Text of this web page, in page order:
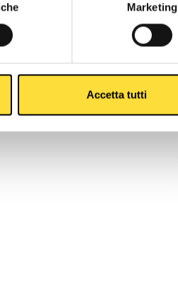
Marketing
Accetta tutti